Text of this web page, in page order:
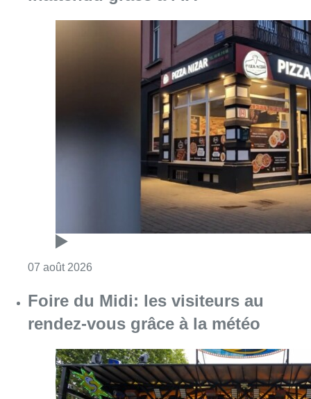
Consulter l'article "Pizza Nizar: un coup de
Foire du Midi: les visiteurs au
rendez-vous grâce à la météo